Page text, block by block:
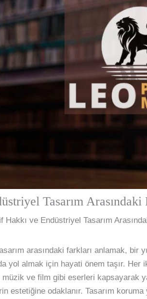
Tasarım Arasındaki
Hakkı ve Endüstriyel Tasarım
arasındaki farkları anlamak,
yol almak için hayati önem taşır.
ve film gibi eserleri kapsayarak
estetiğine odaklanır. Tasarım